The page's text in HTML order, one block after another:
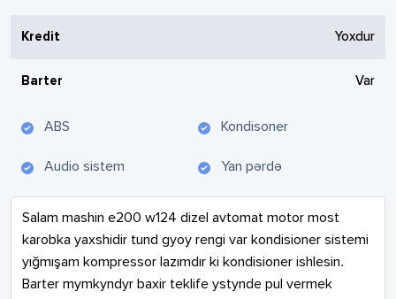
Kredit Yoxdur
Barter Var
ABS Kondisoner
Audio sistem Yan pərdə
Salam mashin e200 w124 dizel avtomat motor most
karobka yaxshidir tund gyoy rengi var kondisioner sistemi
yığmışam kompressor lazımdır ki kondisioner ishlesin.
Barter mymkyndyr baxir teklife ystynde pul vermek